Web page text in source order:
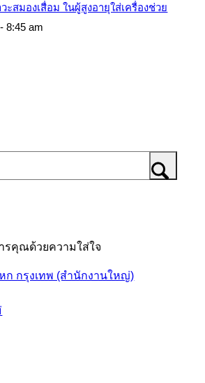
สมองเสื่อม ในผู้สูงอายุใส่เครื่องช่วย
8:45 am
รคุณด้วยความใส่ใจ
ก กรุงเทพ (สำนักงานใหญ่)